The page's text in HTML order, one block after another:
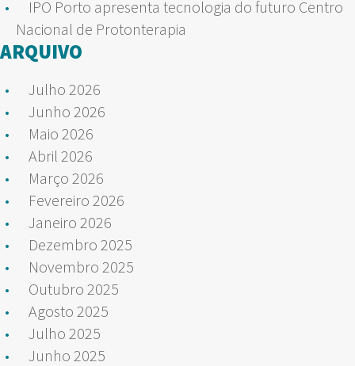
IPO Porto apresenta tecnologia do futuro Centro
Nacional de Protonterapia
ARQUIVO
Julho 2026
Junho 2026
Maio 2026
Abril 2026
Março 2026
Fevereiro 2026
Janeiro 2026
Dezembro 2025
Novembro 2025
Outubro 2025
Agosto 2025
Julho 2025
Junho 2025